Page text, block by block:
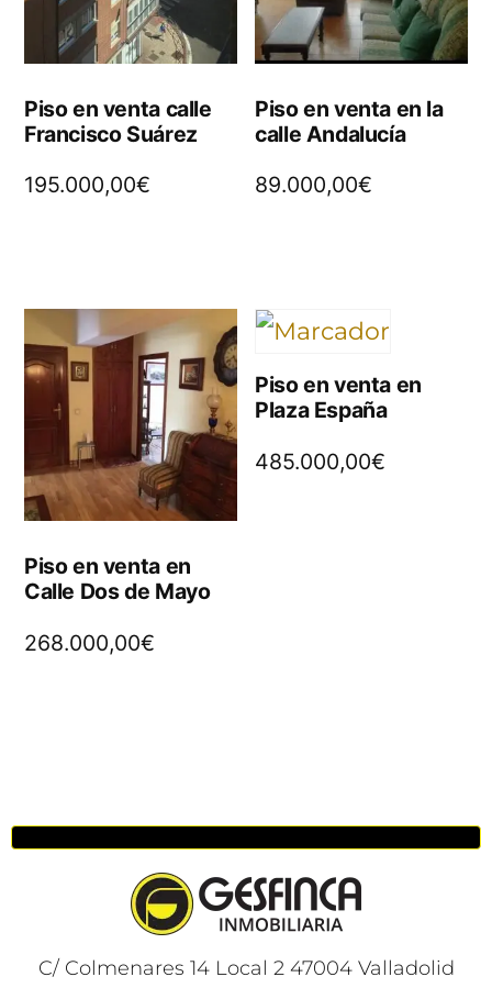
Piso en venta calle
Francisco Suárez
195.000,00€
Piso en venta en la
calle Andalucía
89.000,00€
Piso en venta en
Calle Dos de Mayo
268.000,00€
Piso en venta en
Plaza España
485.000,00€
C/ Colmenares 14 Local 2 47004 Valladolid